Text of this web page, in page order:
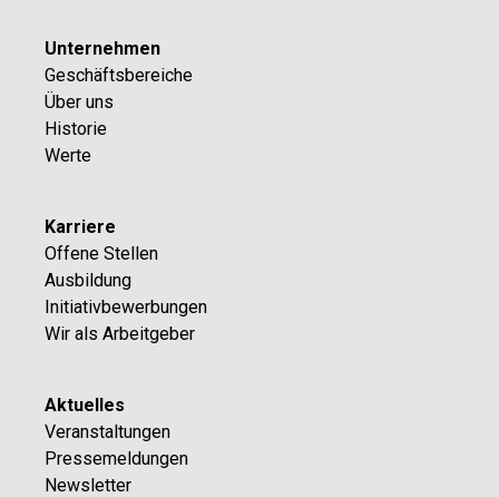
Unternehmen
Geschäftsbereiche
Über uns
Historie
Werte
Karriere
Offene Stellen
Ausbildung
Initiativbewerbungen
Wir als Arbeitgeber
Aktuelles
Veranstaltungen
Pressemeldungen
Newsletter